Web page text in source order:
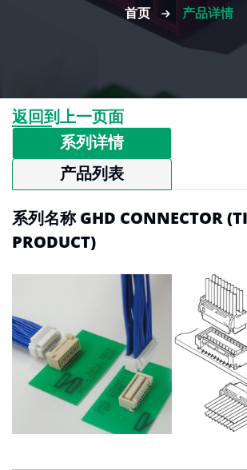
首页 产品详情
返回到上一页面
系列详情
产品列表
系列名称 GHD CONNECTOR
PRODUCT)